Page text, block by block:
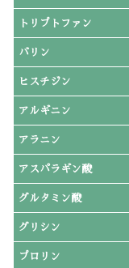
トリプトファン
バリン
ヒスチジン
アルギニン
アラニン
アスパラギン酸
グルタミン酸
グリシン
プロリン